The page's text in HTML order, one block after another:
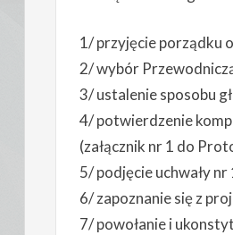
1/ przyjęcie porządku
2/ wybór
3/ ustalenie sposobu
4/ potwierdzenie
(załącznik nr 1 do
5/ podjęcie uchwały
6/ zapoznanie się z
7/ powołanie i